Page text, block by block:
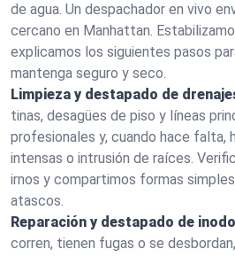
de agua. Un despachador en vivo
cercano en Manhattan.
explicamos los siguientes pasos
mantenga seguro y seco.
Limpieza y destapado de
tinas, desagües de piso y líneas
profesionales y, cuando hace falta,
intensas o intrusión de raíces.
irnos y compartimos formas
atascos.
Reparación y destapado de
corren, tienen fugas o se